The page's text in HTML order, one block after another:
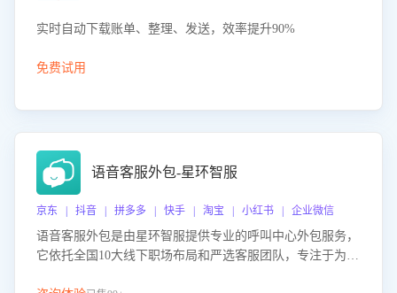
实时自动下载账单、整理、发送，效率提升90%
免费试用
语音客服外包-星环智服
京东 | 抖音 | 拼多多 | 快手 | 淘宝 | 小红书 | 企业微信
语音客服外包是由星环智服提供专业的呼叫中心外包服务，
它依托全国10大线下职场布局和严选客服团队，专注于为企